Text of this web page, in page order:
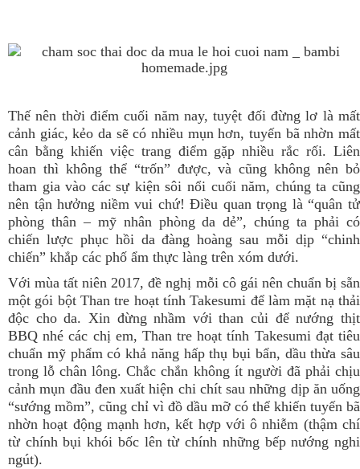
Thế nên thời điểm cuối năm nay, tuyệt đối đừng lơ là mất
cảnh giác, kẻo da sẽ có nhiều mụn hơn, tuyến bã nhờn mất
cân bằng khiến việc trang điểm gặp nhiều rắc rối. Liên
hoan thì không thể “trốn” được, và cũng không nên bỏ
tham gia vào các sự kiện sôi nổi cuối năm, chúng ta cũng
nên tận hưởng niềm vui chứ! Điều quan trọng là “quân tử
phòng thân – mỹ nhân phòng da dẻ”, chúng ta phải có
chiến lược phục hồi da đàng hoàng sau mỗi dịp “chinh
chiến” khắp các phố ẩm thực làng trên xóm dưới.
Với mùa tất niên 2017, đề nghị mỗi cô gái nên chuẩn bị sẵn
một gói bột Than tre hoạt tính Takesumi để làm mặt nạ thải
độc cho da. Xin đừng nhầm với than củi để nướng thịt
BBQ nhé các chị em, Than tre hoạt tính Takesumi đạt tiêu
chuẩn mỹ phẩm có khả năng hấp thụ bụi bẩn, dầu thừa sâu
trong lỗ chân lông. Chắc chắn không ít người đã phải chịu
cảnh mụn đầu đen xuất hiện chi chít sau những dịp ăn uống
“sướng mồm”, cũng chỉ vì đồ dầu mỡ có thể khiến tuyến bã
nhờn hoạt động mạnh hơn, kết hợp với ô nhiễm (thậm chí
từ chính bụi khói bốc lên từ chính những bếp nướng nghi
ngút).